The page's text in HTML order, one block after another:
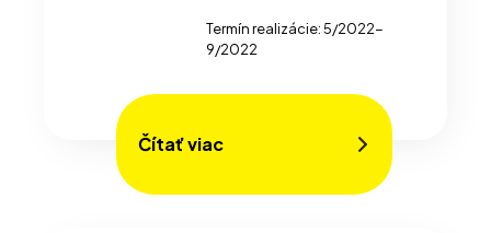
Termín realizácie: 5/2022-
9/2022
Čítať viac